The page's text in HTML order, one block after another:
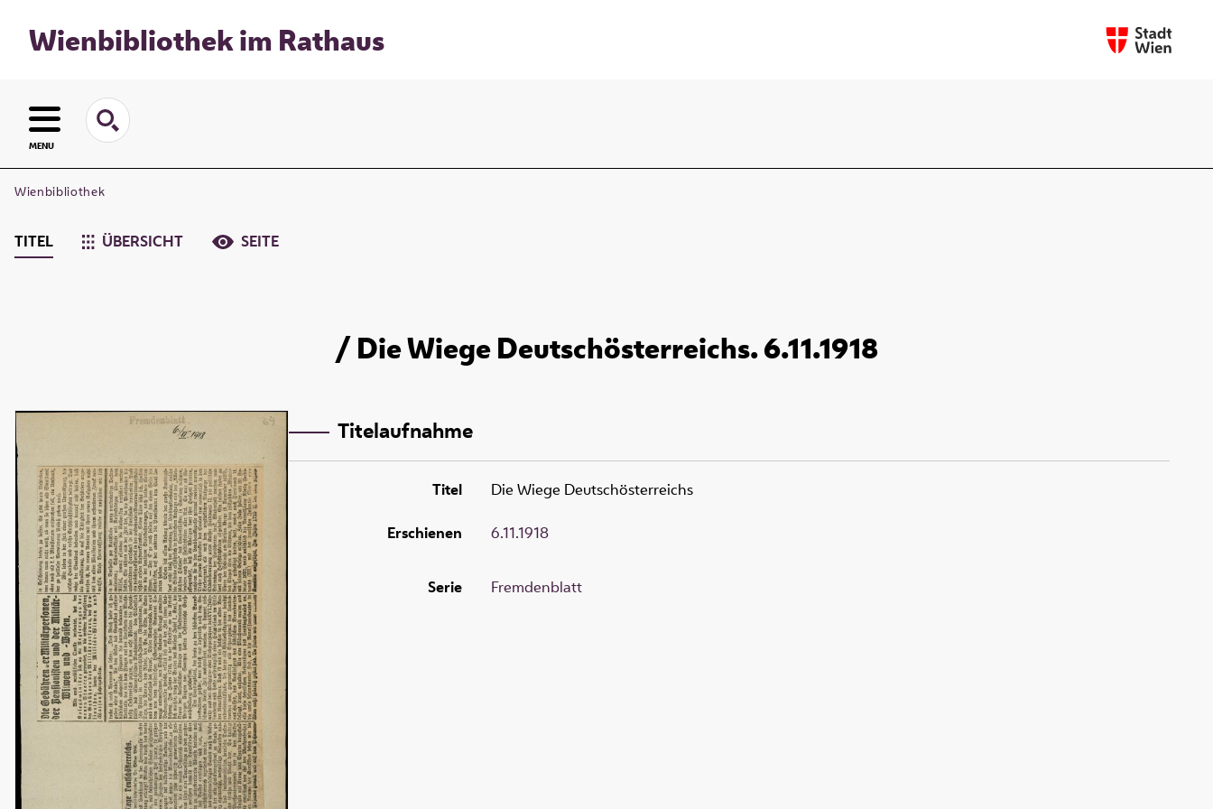
Wienbibliothek im Rathaus
MENU
Wienbibliothek
TITEL ÜBERSICHT SEITE
/ Die Wiege Deutschösterreichs. 6.11.1918
Titelaufnahme
Titel Die Wiege Deutschösterreichs
Erschienen 6.11.1918
Serie Fremdenblatt